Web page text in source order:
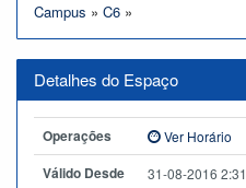
Campus » C6 »
Detalhes do Espaço
Operações Ver Horário
Válido Desde 31-08-2016 2:31